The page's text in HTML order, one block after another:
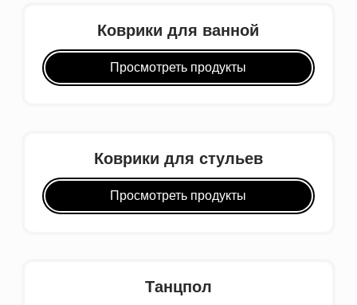
Коврики для ванной
Просмотреть продукты
Коврики для стульев
Просмотреть продукты
Танцпол